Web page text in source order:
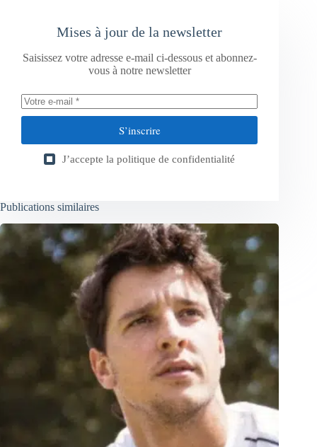
Mises à jour de la newsletter
Saisissez votre adresse e-mail ci-dessous et abonnez-
vous à notre newsletter
S’inscrire
J’accepte la politique de confidentialité
Publications similaires